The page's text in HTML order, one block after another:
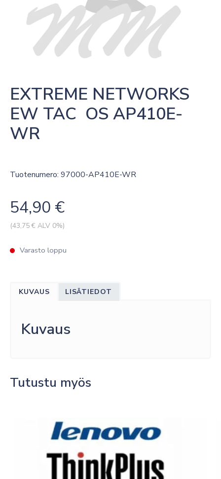
EXTREME NETWORKS
EW TAC  OS AP410E-
WR
Tuotenumero: 97000-AP410E-WR
54,90 €
(43,75€ ALV 0%)
Varasto loppu
KUVAUS LISÄTIEDOT
Kuvaus
Tutustu myös